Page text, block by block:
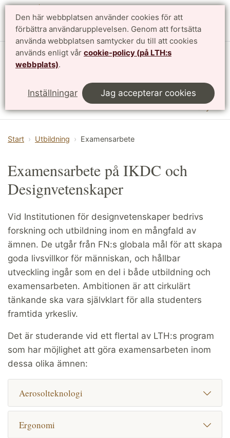
Den här webbplatsen använder cookies för att
förbättra användarupplevelsen. Genom att fortsätta
använda webbplatsen samtycker du till att cookies
används enligt vår cookie-policy (på LTH:s
webbplats).
Inställningar Jag accepterar cookies
Institutionen för designvetenskaper
LTH, Lunds Tekniska Högskola
Meny
Start Utbildning Examensarbete
Examensarbete på IKDC och
Designvetenskaper
Vid Institutionen för designvetenskaper bedrivs
forskning och utbildning inom en mångfald av
ämnen. De utgår från FN:s globala mål för att skapa
goda livsvillkor för människan, och hållbar
utveckling ingår som en del i både utbildning och
examensarbeten. Ambitionen är att cirkulärt
tänkande ska vara självklart för alla studenters
framtida yrkesliv.
Det är studerande vid ett flertal av LTH:s program
som har möjlighet att göra examensarbeten inom
dessa olika ämnen:
Aerosolteknologi
Ergonomi